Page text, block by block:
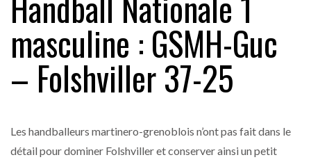
masculine : GSMH-Guc
– Folshviller 37-25
Les handballeurs martinero-grenoblois n’ont pas fait dans le
détail pour dominer Folshviller et conserver ainsi un petit